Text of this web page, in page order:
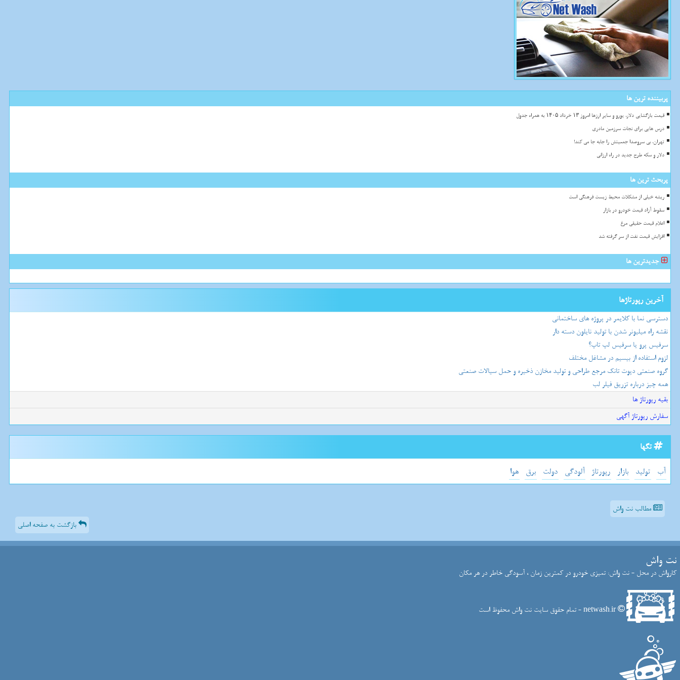
پربیننده ترین ها
قیمت بازگشایی دلار، یورو و سایر ارزها امروز ۱۳ خرداد ۱۴۰۵ به همراه جدول
درس هایی برای نجات سرزمین مادری
تهران، بی سروصدا جمعیتش را جابه جا می کند!
دلار و سکه طرح جدید در راه ارزانی
پربحث ترین ها
ریشه خیلی از مشکلات محیط زیست فرهنگی است
سقوط آزاد قیمت خودرو در بازار
اعلام قیمت حقیقی مرغ
افزایش قیمت نفت از سر گرفته شد
جدیدترین ها
آخرین رپورتاژها
دسترسی نما با کلایمر در پروژه های ساختمانی
نقشه راه میلیونر شدن با تولید نایلون دسته دار
سرفیس پرو یا سرفیس لپ تاپ؟
لزوم استفاده از بیسیم در مشاغل مختلف
گروه صنعتی دپوت تانک مرجع طراحی و تولید مخازن ذخیره و حمل سیالات صنعتی
همه چیز درباره تزریق فیلر لب
بقیه رپورتاژ ها
سفارش رپورتاژ آگهی
تگها
آب تولید بازار رپورتاژ آلودگی دولت برق هوا
مطالب نت واش
بازگشت به صفحه اصلی
نت واش
کارواش در محل - نت واش: تمیزی خودرو در کمترین زمان ، آسودگی خاطر در هر مکان
netwash.ir - تمام حقوق سایت نت واش محفوظ است